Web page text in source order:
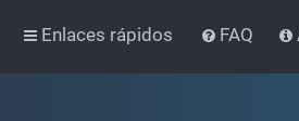
Enlaces rápidos FAQ